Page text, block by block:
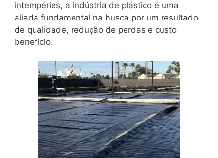
intempéries, a indústria de plástico é uma
aliada fundamental na busca por um resultado
de qualidade, redução de perdas e custo
benefício.